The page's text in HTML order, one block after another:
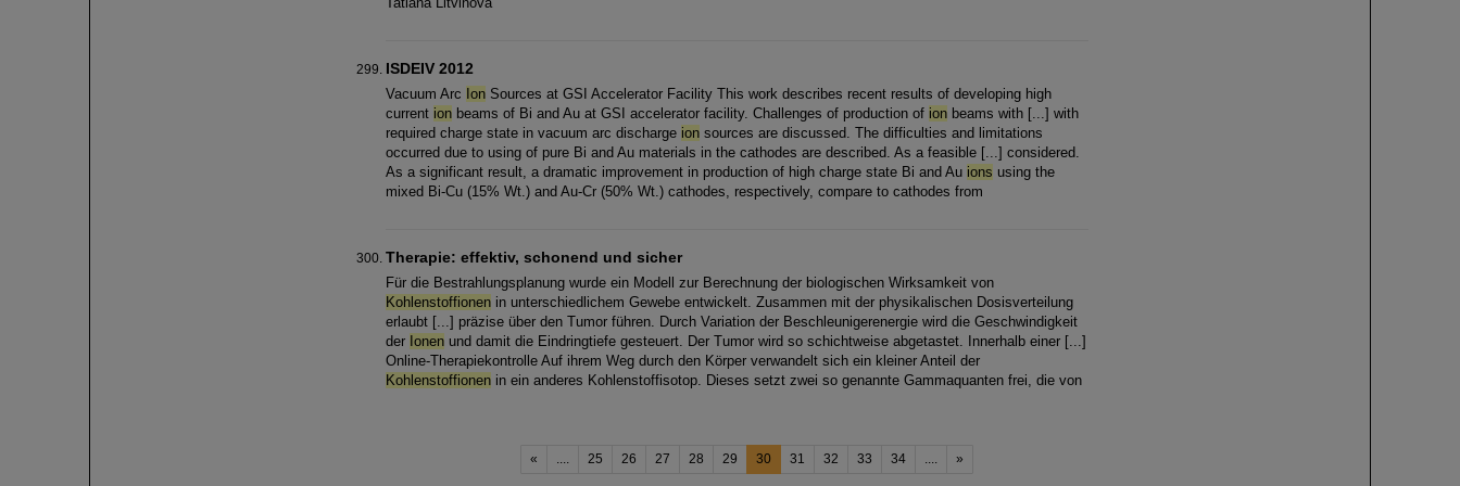
ISDEIV 2012
Vacuum Arc Ion Sources at GSI Accelerator Facility This work describes recent results of developing high
current ion beams of Bi and Au at GSI accelerator facility. Challenges of production of ion beams with [...] with
required charge state in vacuum arc discharge ion sources are discussed. The difficulties and limitations
occurred due to using of pure Bi and Au materials in the cathodes are described. As a feasible [...] considered.
As a significant result, a dramatic improvement in production of high charge state Bi and Au ions using the
mixed Bi-Cu (15% Wt.) and Au-Cr (50% Wt.) cathodes, respectively, compare to cathodes from
Therapie: effektiv, schonend und sicher
Für die Bestrahlungsplanung wurde ein Modell zur Berechnung der biologischen Wirksamkeit von
Kohlenstoffionen in unterschiedlichem Gewebe entwickelt. Zusammen mit der physikalischen Dosisverteilung
erlaubt [...] präzise über den Tumor führen. Durch Variation der Beschleunigerenergie wird die Geschwindigkeit
der Ionen und damit die Eindringtiefe gesteuert. Der Tumor wird so schichtweise abgetastet. Innerhalb einer [...]
Online-Therapiekontrolle Auf ihrem Weg durch den Körper verwandelt sich ein kleiner Anteil der
Kohlenstoffionen in ein anderes Kohlenstoffisotop. Dieses setzt zwei so genannte Gammaquanten frei, die von
« .... 25 26 27 28 29 30 31 32 33 34 .... »